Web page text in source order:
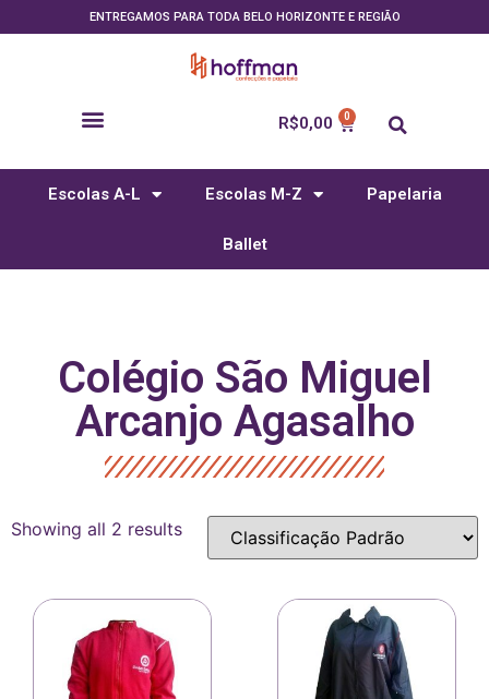
ENTREGAMOS PARA TODA BELO HORIZONTE E REGIÃO
R$0,00
Escolas A-L Escolas M-Z Papelaria
Ballet
Colégio São Miguel
Arcanjo Agasalho
Showing all 2 results